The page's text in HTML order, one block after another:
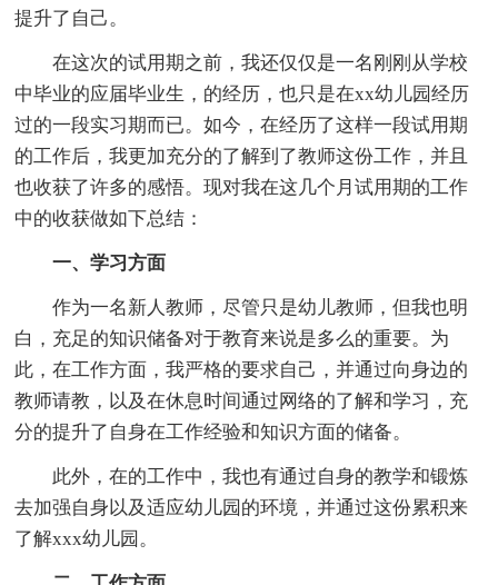
提升了自己。
在这次的试用期之前，我还仅仅是一名刚刚从学校
中毕业的应届毕业生，的经历，也只是在xx幼儿园经历
过的一段实习期而已。如今，在经历了这样一段试用期
的工作后，我更加充分的了解到了教师这份工作，并且
也收获了许多的感悟。现对我在这几个月试用期的工作
中的收获做如下总结：
一、学习方面
作为一名新人教师，尽管只是幼儿教师，但我也明
白，充足的知识储备对于教育来说是多么的重要。为
此，在工作方面，我严格的要求自己，并通过向身边的
教师请教，以及在休息时间通过网络的了解和学习，充
分的提升了自身在工作经验和知识方面的储备。
此外，在的工作中，我也有通过自身的教学和锻炼
去加强自身以及适应幼儿园的环境，并通过这份累积来
了解xxx幼儿园。